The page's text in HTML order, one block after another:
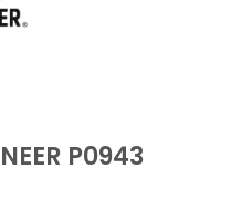
P0943